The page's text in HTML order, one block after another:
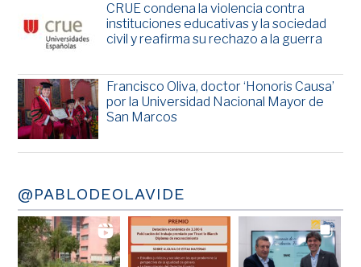
CRUE condena la violencia contra
instituciones educativas y la sociedad
civil y reafirma su rechazo a la guerra
Francisco Oliva, doctor ‘Honoris Causa’
por la Universidad Nacional Mayor de
San Marcos
@PABLODEOLAVIDE